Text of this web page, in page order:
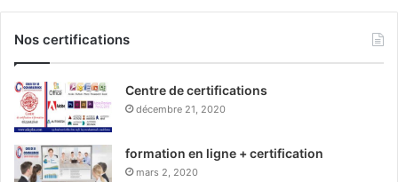
Nos certifications
Centre de certifications
décembre 21, 2020
formation en ligne + certification
mars 2, 2020